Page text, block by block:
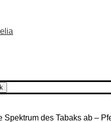
Spektrum des Tabaks ab –